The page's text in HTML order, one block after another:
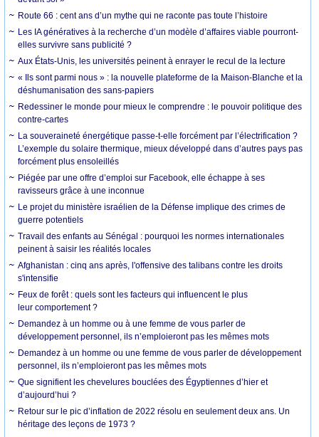
Route 66 : cent ans d’un mythe qui ne raconte pas toute l’histoire
Les IA génératives à la recherche d’un modèle d’affaires viable pourront-
elles survivre sans publicité ?
Aux États-Unis, les universités peinent à enrayer le recul de la lecture
« Ils sont parmi nous » : la nouvelle plateforme de la Maison-Blanche et la
déshumanisation des sans-papiers
Redessiner le monde pour mieux le comprendre : le pouvoir politique des
contre-cartes
La souveraineté énergétique passe-t-elle forcément par l’électrification ?
L’exemple du solaire thermique, mieux développé dans d’autres pays pas
forcément plus ensoleillés
Piégée par une offre d’emploi sur Facebook, elle échappe à ses
ravisseurs grâce à une inconnue
Le projet du ministère israélien de la Défense implique des crimes de
guerre potentiels
Travail des enfants au Sénégal : pourquoi les normes internationales
peinent à saisir les réalités locales
Afghanistan : cinq ans après, l'offensive des talibans contre les droits
s'intensifie
Feux de forêt : quels sont les facteurs qui influencent le plus
leur comportement ?
Demandez à un homme ou à une femme de vous parler de
développement personnel, ils n’emploieront pas les mêmes mots
Demandez à un homme ou une femme de vous parler de développement
personnel, ils n’emploieront pas les mêmes mots
Que signifient les chevelures bouclées des Égyptiennes d’hier et
d’aujourd’hui ?
Retour sur le pic d’inflation de 2022 résolu en seulement deux ans. Un
héritage des leçons de 1973 ?